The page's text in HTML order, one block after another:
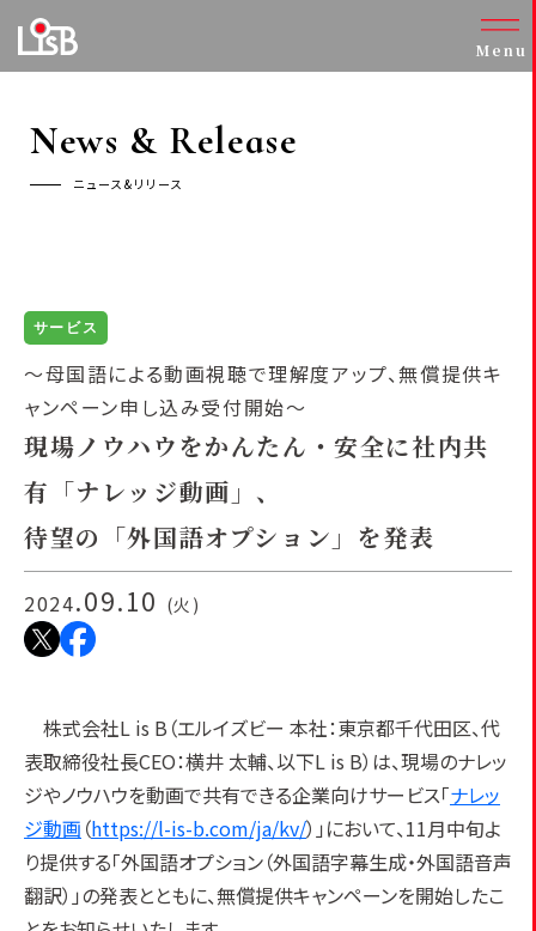
Menu
News & Release
ニュース&リリース
サービス
～母国語による動画視聴で理解度アップ、無償提供キ
ャンペーン申し込み受付開始～
現場ノウハウをかんたん・安全に社内共
有「ナレッジ動画」、
待望の「外国語オプション」を発表
2024.09.10 (火)
株式会社L is B（エルイズビー 本社：東京都千代田区、代
表取締役社長CEO：横井 太輔、以下L is B）は、現場のナレッ
ジやノウハウを動画で共有できる企業向けサービス「ナレッ
ジ動画 （https://l-is-b.com/ja/kv/）」において、11月中旬よ
り提供する「外国語オプション（外国語字幕生成・外国語音声
翻訳）」の発表とともに、無償提供キャンペーンを開始したこ